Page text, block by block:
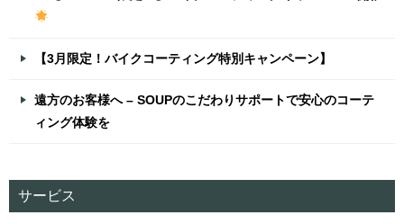
【3月限定！バイクコーティング特別キャンペーン】
遠方のお客様へ – SOUPのこだわりサポートで安心のコーテ
ィング体験を
サービス